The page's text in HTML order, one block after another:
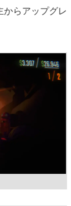
らアップグレ